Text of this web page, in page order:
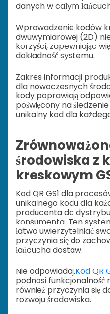
danych w całym
Wprowadzenie kodów
dwuwymiarowej (2D)
korzyści, zapewniając
dokładność systemu.
Zakres informacji
dla nowoczesnych
kody poprawiają
poświęcony na
unikalny kod dla
środowiska z
kreskowym
Kod QR GS1 dla
unikalnego kodu dla
producenta do
konsumenta. Ten
łatwo uwierzytelniać
przyczynia się do
łańcucha dostaw.
Nie odpowiadaj.Kod QR
podnosi funkcjonalność
również przyczynia się
rozwoju środowiska.